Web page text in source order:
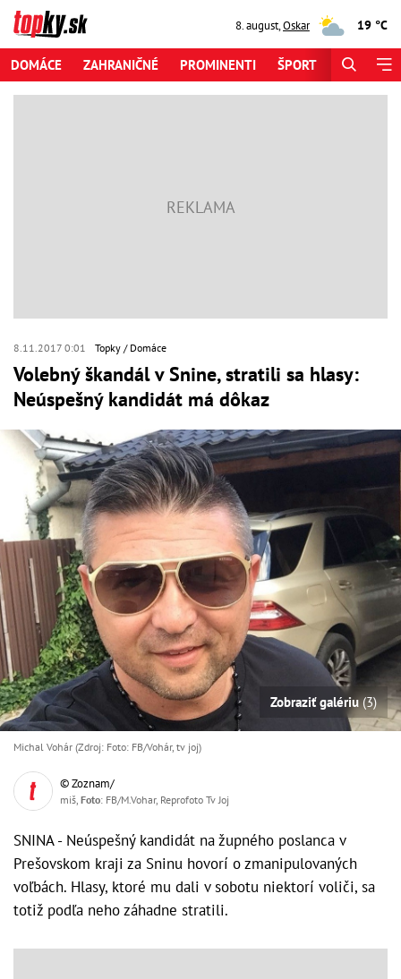
8. august,Oskar 19 °C
DOMÁCE ZAHRANIČNÉ PROMINENTI ŠPORT
8.11.2017 0:01 Topky Domáce
Volebný škandál v Snine, stratili sa hlasy:
Neúspešný kandidát má dôkaz
Zobraziť galériu(3)
Michal Vohár (Zdroj: Foto: FB/Vohár, tv joj)
© Zoznam/
miš, Foto: FB/M.Vohar, Reprofoto Tv Joj
SNINA - Neúspešný kandidát na župného poslanca v
Prešovskom kraji za Sninu hovorí o zmanipulovaných
voľbách. Hlasy, ktoré mu dali v sobotu niektorí voliči, sa
totiž podľa neho záhadne stratili.